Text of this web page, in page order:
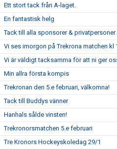
Ett stort tack från A-laget.
En fantastisk helg
Tack till alla sponsorer & privatpersoner
Vi ses imorgon på Trekrona matchen kl
Vi är väldigt tacksamma för att ni ger
Min allra första kompis
Trekronan den 5.e februari, välkomna!
Tack till Buddys vänner
Hanhals sålde vinsten!
Trekronorsmatchen 5.e februari
Tre Kronors Hockeyskoledag 29/1